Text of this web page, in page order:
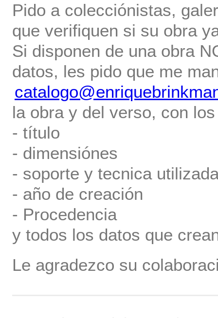
Pido a colecciónistas,
que verifiquen si su obra
Si disponen de una obra
datos, les pido que me
la obra y del verso, con
- título
- dimensiónes
- soporte y tecnica
- año de creación
- Procedencia
y todos los datos que
Le agradezco su